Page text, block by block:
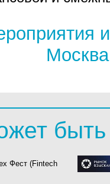
Москва
быть
Фест (Fintech